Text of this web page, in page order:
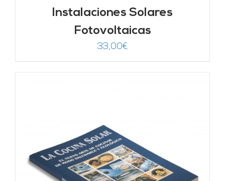
Instalaciones Solares
Fotovoltaicas
33,00€